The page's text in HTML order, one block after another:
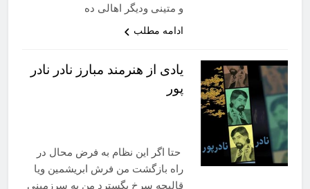
و متینی ودیگر اهالی ده
ادامه مطلب
یادی از هنرمند مبارز نادر نادر
پور
حتا اگر این نظام به فرض محال در
راه بازگشت من فرش ابریشمین ویا
قالیچه سرخ بگسترد من به سرزمینی